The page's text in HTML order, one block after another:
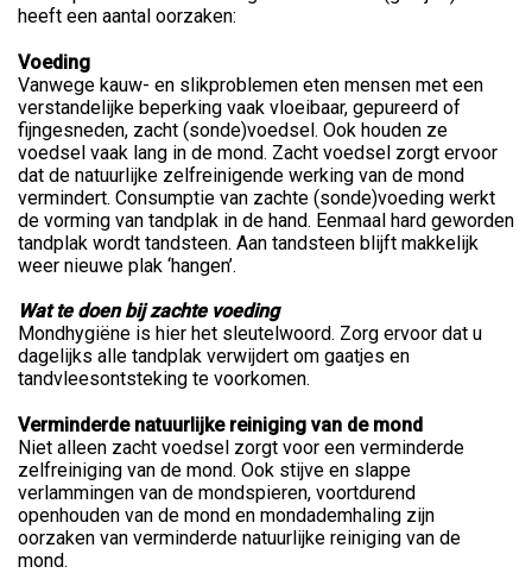
heeft een aantal oorzaken:
Voeding
Vanwege kauw- en slikproblemen eten mensen met een
verstandelijke beperking vaak vloeibaar, gepureerd of
fijngesneden, zacht (sonde)voedsel. Ook houden ze
voedsel vaak lang in de mond. Zacht voedsel zorgt ervoor
dat de natuurlijke zelfreinigende werking van de mond
vermindert. Consumptie van zachte (sonde)voeding werkt
de vorming van tandplak in de hand. Eenmaal hard geworden
tandplak wordt tandsteen. Aan tandsteen blijft makkelijk
weer nieuwe plak ‘hangen’.
Wat te doen bij zachte voeding
Mondhygiëne is hier het sleutelwoord. Zorg ervoor dat u
dagelijks alle tandplak verwijdert om gaatjes en
tandvleesontsteking te voorkomen.
Verminderde natuurlijke reiniging van de mond
Niet alleen zacht voedsel zorgt voor een verminderde
zelfreiniging van de mond. Ook stijve en slappe
verlammingen van de mondspieren, voortdurend
openhouden van de mond en mondademhaling zijn
oorzaken van verminderde natuurlijke reiniging van de
mond.